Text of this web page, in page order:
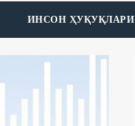
ИНСОН ҲУҚУҚЛАРИ